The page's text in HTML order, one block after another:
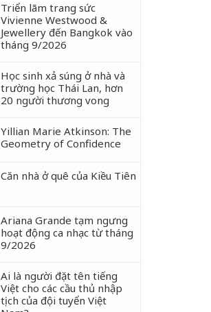
Triển lãm trang sức
Vivienne Westwood &
Jewellery đến Bangkok vào
tháng 9/2026
Học sinh xả súng ở nhà và
trường học Thái Lan, hơn
20 người thương vong
Yillian Marie Atkinson: The
Geometry of Confidence
Căn nhà ở quê của Kiều Tiên
Ariana Grande tạm ngưng
hoạt động ca nhạc từ tháng
9/2026
Ai là người đặt tên tiếng
Việt cho các cầu thủ nhập
tịch của đội tuyển Việt